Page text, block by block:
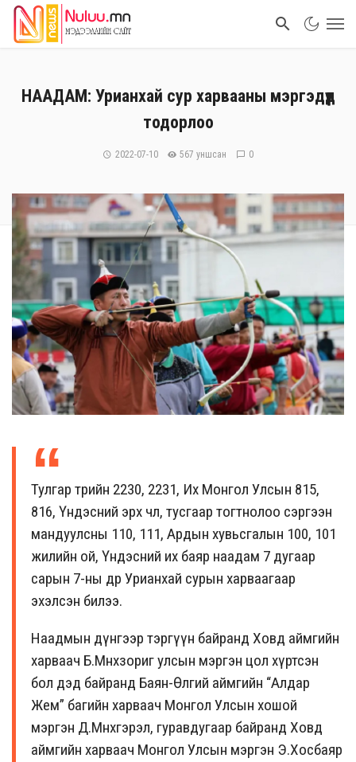
НААДАМ: Урианхай сур харвааны мэргэдүүд
тодорлоо
2022-07-10 567 уншсан 0
Тулгар төрийн 2230, 2231, Их Монгол Улсын 815,
816, Үндэсний эрх чөлөө, тусгаар тогтнолоо сэргээн
мандуулсны 110, 111, Ардын хувьсгалын 100, 101
жилийн ой, Үндэсний их баяр наадам 7 дугаар
сарын 7-ны өдөр Урианхай сурын харваагаар
эхэлсэн билээ.
Наадмын дүнгээр тэргүүн байранд Ховд аймгийн
харваач Б.Мөнхзориг улсын мэргэн цол хүртсэн
бол дэд байранд Баян-Өлгий аймгийн “Алдар
Жем” багийн харваач Монгол Улсын хошой
мэргэн Д.Мөнхгэрэл, гуравдугаар байранд Ховд
аймгийн харваач Монгол Улсын мэргэн Э.Хосбаяр